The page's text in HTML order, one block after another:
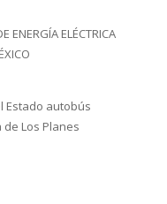
ENERGÍA ELÉCTRICA
Estado autobús
Los Planes